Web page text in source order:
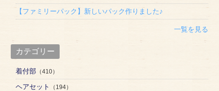
【ファミリーパック】新しいパック作りました♪
一覧を見る
カテゴリー
着付部 （410）
ヘアセット （194）